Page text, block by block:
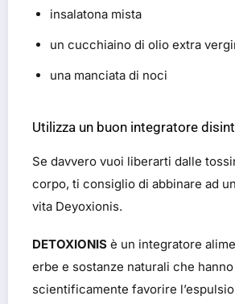
insalatona mista
un cucchiaino di olio extra
una manciata di noci
Utilizza un buon integratore
Se davvero vuoi liberarti dalle
corpo, ti consiglio di abbinare ad
vita Deyoxionis.
DETOXIONIS è un integratore
erbe e sostanze naturali che
scientificamente favorire